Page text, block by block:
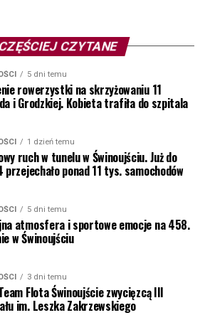
CZYTANE
5 dni temu
rowerzystki na skrzyżowaniu 11
i Grodzkiej. Kobieta trafiła do szpitala
1 dzień temu
ruch w tunelu w Świnoujściu. Już do
przejechało ponad 11 tys. samochodów
5 dni temu
atmosfera i sportowe emocje na 458.
w Świnoujściu
3 dni temu
Flota Świnoujście zwycięzcą III
im. Leszka Zakrzewskiego